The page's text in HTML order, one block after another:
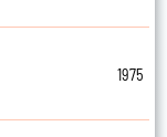
1975